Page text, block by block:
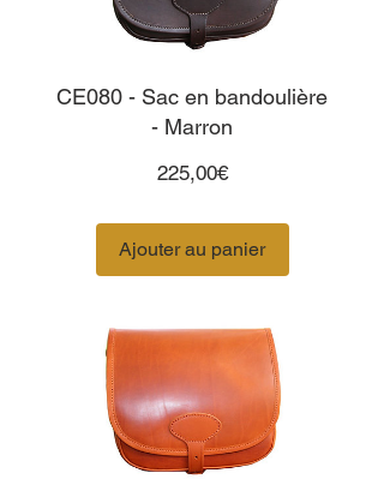
CE080 - Sac en bandoulière
- Marron
225,00€Prix
Ajouter au panier